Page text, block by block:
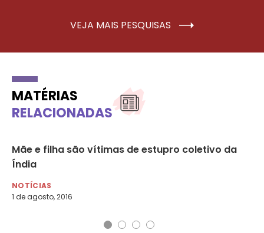
VEJA MAIS PESQUISAS
MATÉRIAS
RELACIONADAS
Mãe e filha são vítimas de estupro coletivo da
Índia
NOTÍCIAS
1 de agosto, 2016